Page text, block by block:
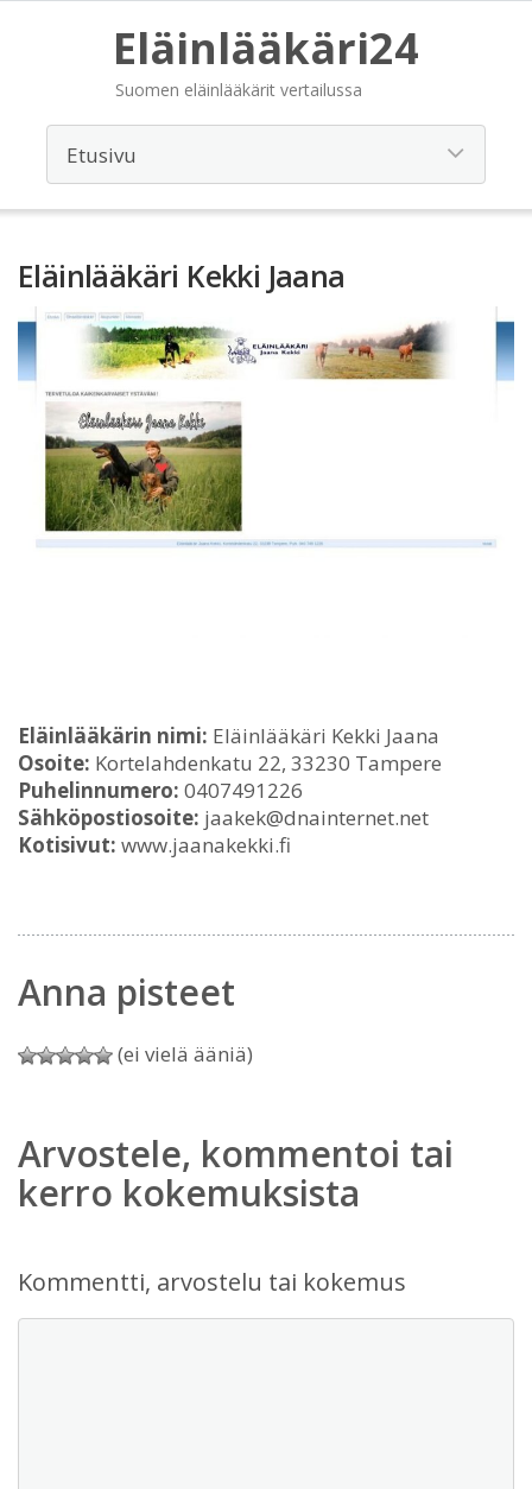
Eläinlääkäri24
Suomen eläinlääkärit vertailussa
Eläinlääkäri Kekki Jaana
Eläinlääkärin nimi: Eläinlääkäri Kekki Jaana
Osoite: Kortelahdenkatu 22, 33230 Tampere
Puhelinnumero: 0407491226
Sähköpostiosoite: jaakek@dnainternet.net
Kotisivut: www.jaanakekki.fi
Anna pisteet
(ei vielä ääniä)
Arvostele, kommentoi tai
kerro kokemuksista
Kommentti, arvostelu tai kokemus